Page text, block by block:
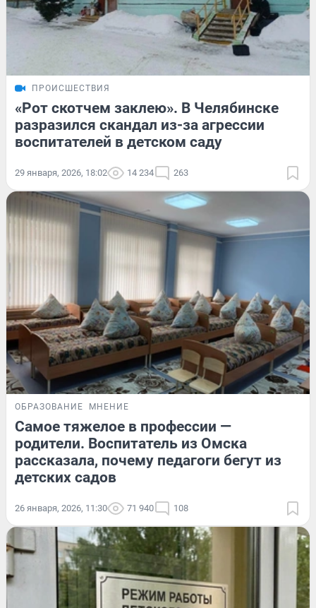
ПРОИСШЕСТВИЯ
«Рот скотчем заклею». В Челябинске
разразился скандал из-за агрессии
воспитателей в детском саду
29 января, 2026, 18:02 14 234 263
ОБРАЗОВАНИЕ МНЕНИЕ
Самое тяжелое в профессии —
родители. Воспитатель из Омска
рассказала, почему педагоги бегут из
детских садов
26 января, 2026, 11:30 71 940 108